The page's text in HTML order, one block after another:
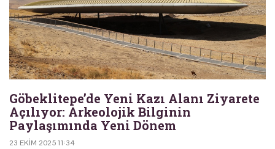
Göbeklitepe’de Yeni Kazı Alanı Ziyarete
Açılıyor: Arkeolojik Bilginin
Paylaşımında Yeni Dönem
23 EKIM 2025 11:34